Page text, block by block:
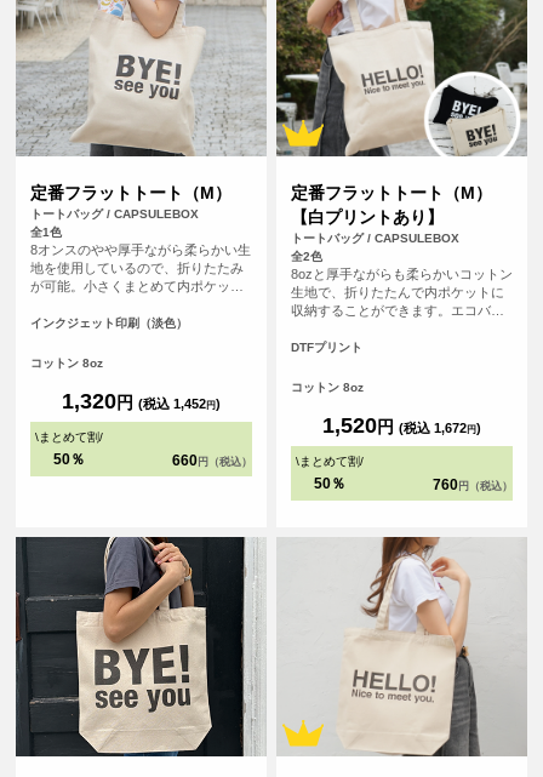
定番フラットトート（M）
トートバッグ / CAPSULEBOX
全1色
8オンスのやや厚手ながら柔らかい生
地を使用しているので、折りたたみ
が可能。小さくまとめて内ポケット
ち手が長く、肩にゆったりとかけて
容量で持ち歩きのしやすいバック
ます。
インクジェット印刷（淡色）
コットン 8oz
1,320円 (税込 1,452円)
\まとめて割/
50％ 660 円（税込）
定番フラットトート（M）
【白プリントあり】
トートバッグ / CAPSULEBOX
全2色
8ozと厚手ながらも柔らかいコットン
生地で、折りたたんで内ポケットに
収納することができます。エコバッ
ち歩きにも便利なトートバッグ、持
らゆったりかけて手を塞がずご使用
DTFプリント
コットン 8oz
1,520円 (税込 1,672円)
\まとめて割/
50％ 760 円（税込）